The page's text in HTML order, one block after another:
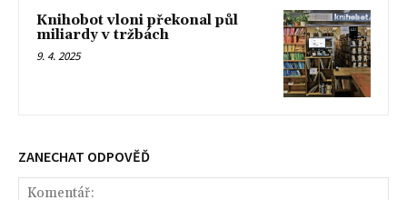
Knihobot vloni překonal půl
miliardy v tržbách
9. 4. 2025
ZANECHAT ODPOVĚĎ